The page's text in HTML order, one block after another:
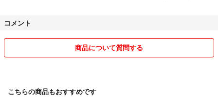
買う気のない、いいねはおやめください。
神経質な方はご遠慮ください。
コメント
商品について質問する
こちらの商品もおすすめです